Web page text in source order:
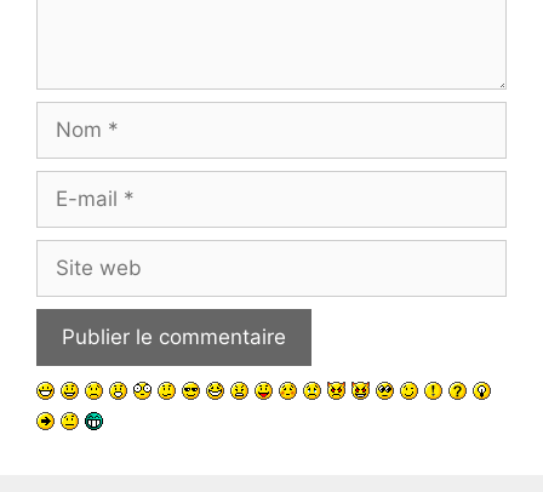
Nom
Site
web